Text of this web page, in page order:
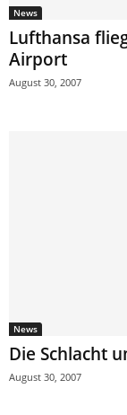
News
Lufthansa
Airport
August 30, 2007
News
Die Schlacht
August 30, 2007